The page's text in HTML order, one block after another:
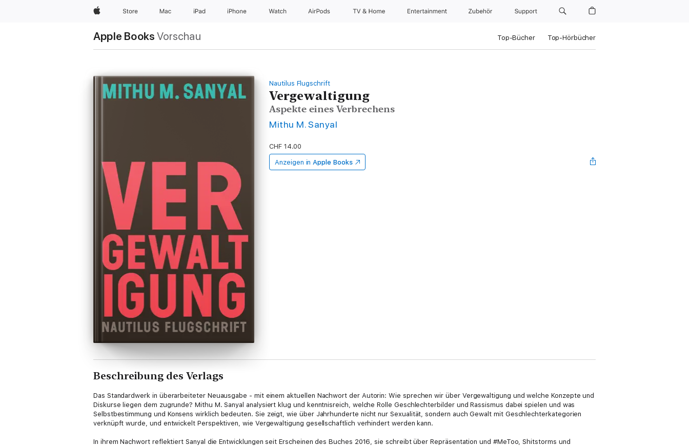
Apple Store Mac iPad iPhone Watch AirPods TV & Home Entertainment Zubehör Support
Apple Books Vorschau Top-Bücher Top-Hörbücher
Nautilus Flugschrift
Vergewaltigung
Aspekte eines Verbrechens
Mithu M. Sanyal
CHF 14.00
Anzeigen in Apple Books
Beschreibung des Verlags
Das Standardwerk in überarbeiteter Neuausgabe - mit einem aktuellen Nachwort der Autorin: Wie sprechen wir über Vergewaltigung und welche Konzepte und
Diskurse liegen dem zugrunde? Mithu M. Sanyal analysiert klug und kenntnisreich, welche Rolle Geschlechterbilder und Rassismus dabei spielen und was
Selbstbestimmung und Konsens wirklich bedeuten. Sie zeigt, wie über Jahrhunderte nicht nur Sexualität, sondern auch Gewalt mit Geschlechterkategorien
verknüpft wurde, und entwickelt Perspektiven, wie Vergewaltigung gesellschaftlich verhindert werden kann.
In ihrem Nachwort reflektiert Sanyal die Entwicklungen seit Erscheinen des Buches 2016, sie schreibt über Repräsentation und #MeToo, Shitstorms und